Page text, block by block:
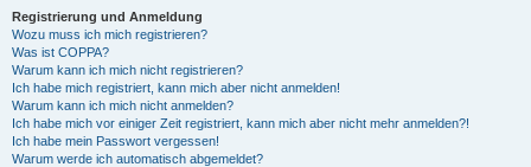
Registrierung und Anmeldung
Wozu muss ich mich registrieren?
Was ist COPPA?
Warum kann ich mich nicht registrieren?
Ich habe mich registriert, kann mich aber nicht anmelden!
Warum kann ich mich nicht anmelden?
Ich habe mich vor einiger Zeit registriert, kann mich aber nicht mehr anmelden?!
Ich habe mein Passwort vergessen!
Warum werde ich automatisch abgemeldet?